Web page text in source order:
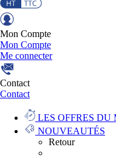
Mon Compte
Mon Compte
Me connecter
Contact
Contact
LES OFFRES DU
NOUVEAUTÉS
Retour